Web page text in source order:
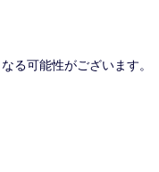
る可能性がございます。